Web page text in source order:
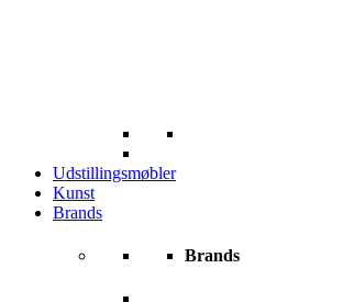
Udstillingsmøbler
Kunst
Brands
Brands